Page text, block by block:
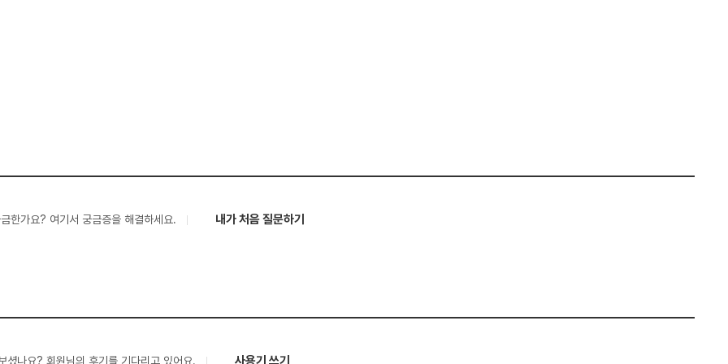
한가요? 여기서 궁금증을 해결하세요. 내가 처음 질문하기
셨나요? 회원님의 후기를 기다리고 있어요. 사용기 쓰기